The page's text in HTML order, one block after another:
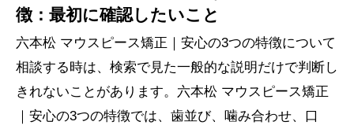
徴：最初に確認したいこと
六本松 マウスピース矯正｜安心の3つの特徴について
相談する時は、検索で見た一般的な説明だけで判断し
きれないことがあります。六本松 マウスピース矯正
｜安心の3つの特徴では、歯並び、噛み合わせ、口